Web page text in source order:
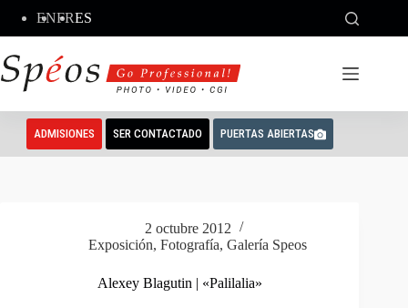
contenido
ENFRES
ADMISIONES SER CONTACTADO PUERTAS ABIERTAS
2 octubre 2012
Exposición,Fotografía,Galería Speos
Alexey Blagutin | «Palilalia»